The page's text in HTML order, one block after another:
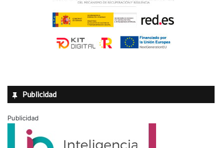
Publicidad
Publicidad